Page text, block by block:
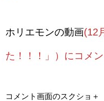
ホリエモンの動画(12
た！！！」）にコメ
コメント画面のスクショ＋